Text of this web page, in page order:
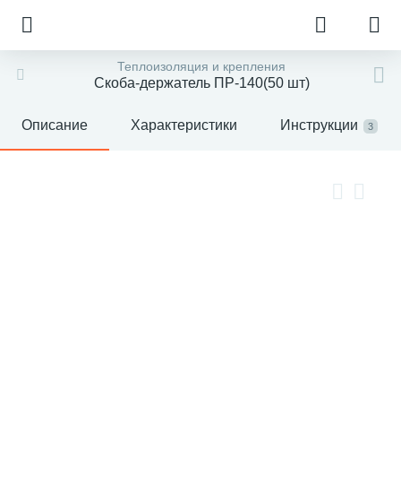
Теплоизоляция и крепления
Скоба-держатель ПР-140(50 шт)
Описание Характеристики Инструкции 3